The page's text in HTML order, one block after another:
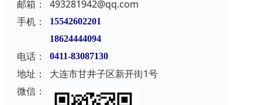
邮箱：
493281942@qq.com
手机：
15542602201
18624444094
电话： 0411-83087130
地址：
大连市甘井子区新开街1号
微信：